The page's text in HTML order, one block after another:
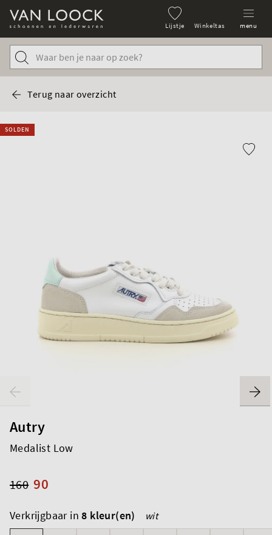
Lijstje Winkeltas menu
Terug naar overzicht
SOLDEN
Autry
Medalist Low
90
160
Verkrijgbaar in8 kleur(en) wit